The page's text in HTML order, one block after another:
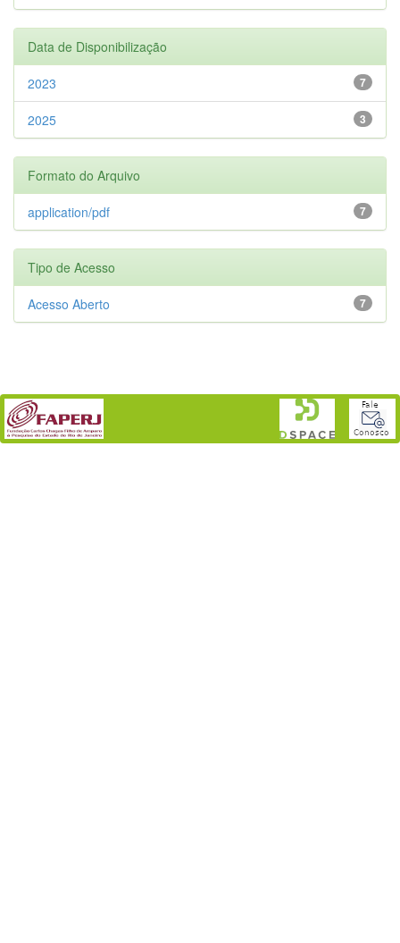
Data de Disponibilização
7
2023
3
2025
Formato do Arquivo
7
application/pdf
Tipo de Acesso
7
Acesso Aberto